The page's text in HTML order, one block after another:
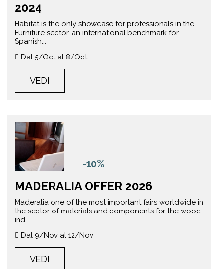
2024
Habitat is the only showcase for professionals in the
Furniture sector, an international benchmark for
Spanish...
Dal 5/Oct al 8/Oct
VEDI
-10%
MADERALIA OFFER 2026
Maderalia one of the most important fairs worldwide in
the sector of materials and components for the wood
ind...
Dal 9/Nov al 12/Nov
VEDI